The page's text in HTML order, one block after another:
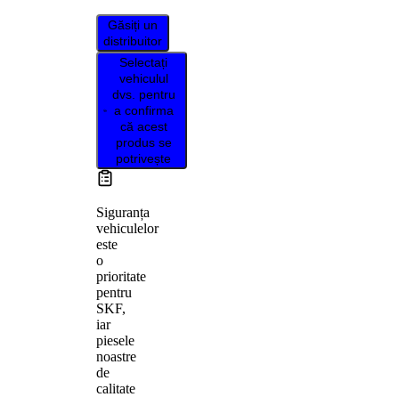
Găsiți un
distribuitor
Selectați
vehiculul
dvs. pentru
a confirma
că acest
produs se
potrivește
Siguranța
vehiculelor
este
o
prioritate
pentru
SKF,
iar
piesele
noastre
de
calitate